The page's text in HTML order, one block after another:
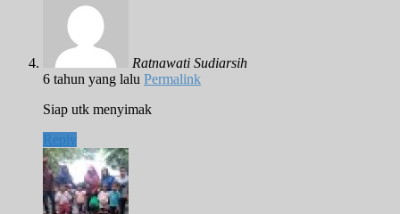
Ratnawati Sudiarsih
6 tahun yang lalu Permalink
Siap utk menyimak
Reply